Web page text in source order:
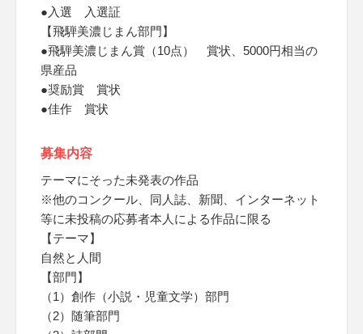
●入選 入選証
【飛騨美濃じまん部門】
●飛騨美濃じまん賞（10点） 賞状、5000円相当の
県産品
●奨励賞 賞状
●佳作 賞状
募集内容
テーマにそった未発表の作品
※他のコンクール、同人誌、新聞、インターネット
等に未投稿の応募者本人による作品に限る
【テーマ】
自然と人間
【部門】
（1）創作（小説・児童文学）部門
（2）随筆部門